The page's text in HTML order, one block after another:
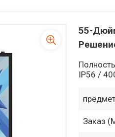
55-
IP56 /
Заказ